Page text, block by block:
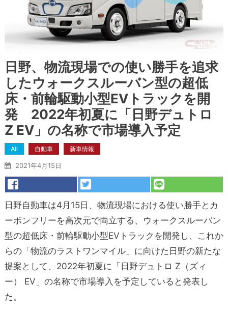
日野、物流現場での使い勝手を追求
したウォークスルーバン型の超低
床・前輪駆動小型EVトラックを開
発 2022年初夏に「日野デュトロ
Z EV」の名称で市場導入予定
All 自動車 新車情報
2021年4月15日
日野自動車は4月15日、物流現場における使い勝手とカ
ーボンフリーを高次元で両立する、ウォークスルーバン
型の超低床・前輪駆動小型EVトラックを開発し、これか
らの「物流のラストワンマイル」に向けた日野の新たな
提案として、2022年初夏に「日野デュトロ Z（ズィ
ー） EV」の名称で市場導入を予定していると発表し
た。